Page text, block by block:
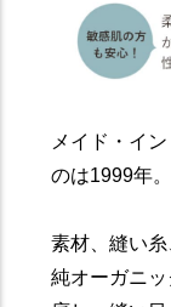
メイド・イ
のは1999年。
素材、縫い
純オーガニ